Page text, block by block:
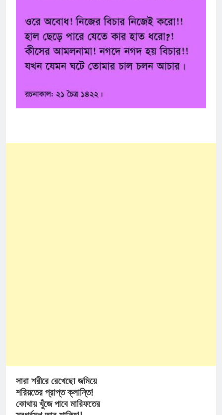
সারা শরীরে রেখেছো জমিয়ে
শরিয়তের প্রাপ্ত ক্লান্তি!
কোথায় খুঁজে পাবে মারিফতের